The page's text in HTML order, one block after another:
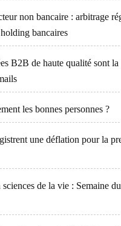
non bancaire : arbitrage
bancaires
B2B de haute qualité sont la
les bonnes personnes ?
une déflation pour la
sciences de la vie : Semaine